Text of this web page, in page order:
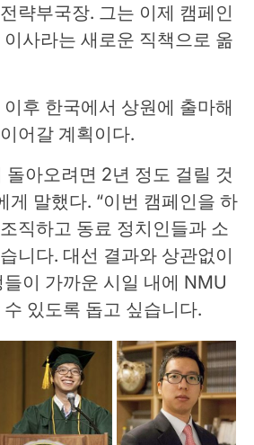
략부국장. 그는 이제 캠페인
사라는 새로운 직책으로 옮
후 한국에서 상원에 출마해
어갈 계획이다.
돌아오려면 2년 정도 걸릴 것
게 말했다. “이번 캠페인을 하
직하고 동료 정치인들과 소
니다. 대선 결과와 상관없이
이 가까운 시일 내에 NMU
있도록 돕고 싶습니다.